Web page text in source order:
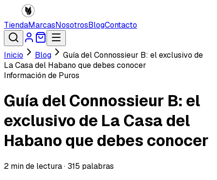
TiendaMarcasNosotrosBlogContacto
Inicio Blog
Guía del Connossieur B: el exclusivo de
La Casa del Habano que debes conocer
Información de Puros
Guía del Connossieur B: el
exclusivo de La Casa del
Habano que debes conocer
2 min de lectura · 315 palabras